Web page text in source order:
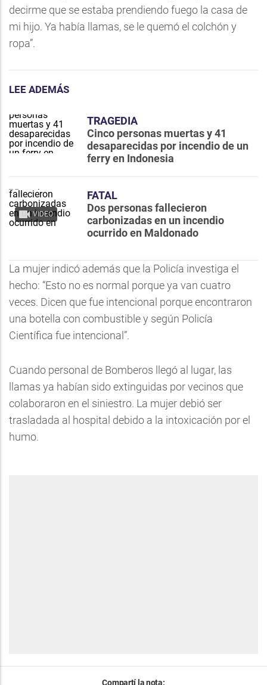
decirme que se estaba prendiendo fuego la casa de
mi hijo. Ya había llamas, se le quemó el colchón y
ropa”.
LEE ADEMÁS
TRAGEDIA
Cinco personas muertas y 41
desaparecidas por incendio de un
ferry en Indonesia
VIDEO
FATAL
Dos personas fallecieron
carbonizadas en un incendio
ocurrido en Maldonado
La mujer indicó además que la Policía investiga el
hecho: “Esto no es normal porque ya van cuatro
veces. Dicen que fue intencional porque encontraron
una botella con combustible y según Policía
Científica fue intencional”.
Cuando personal de Bomberos llegó al lugar, las
llamas ya habían sido extinguidas por vecinos que
colaboraron en el siniestro. La mujer debió ser
trasladada al hospital debido a la intoxicación por el
humo.
Compartí la nota: